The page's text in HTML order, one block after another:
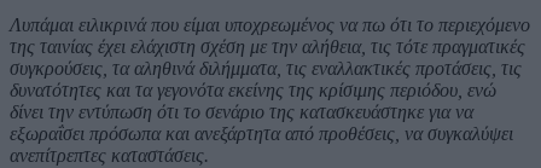
Λυπάμαι ειλικρινά που είμαι υποχρεωμένος να πω ότι το περιεχόμενο
της ταινίας έχει ελάχιστη σχέση με την αλήθεια, τις τότε πραγματικές
συγκρούσεις, τα αληθινά διλήμματα, τις εναλλακτικές προτάσεις, τις
δυνατότητες και τα γεγονότα εκείνης της κρίσιμης περιόδου, ενώ
δίνει την εντύπωση ότι το σενάριο της κατασκευάστηκε για να
εξωραΐσει πρόσωπα και ανεξάρτητα από προθέσεις, να συγκαλύψει
ανεπίτρεπτες καταστάσεις.